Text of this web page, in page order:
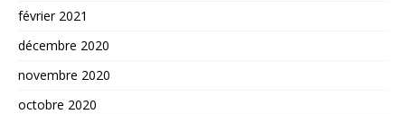
février 2021
décembre 2020
novembre 2020
octobre 2020